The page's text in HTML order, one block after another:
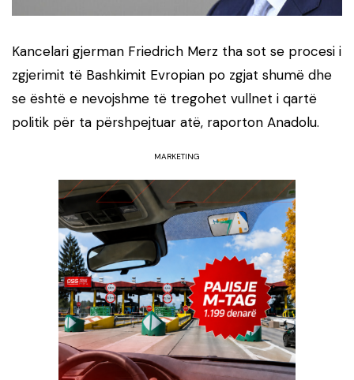
Kancelari gjerman Friedrich Merz tha sot se procesi i
zgjerimit të Bashkimit Evropian po zgjat shumë dhe
se është e nevojshme të tregohet vullnet i qartë
politik për ta përshpejtuar atë, raporton Anadolu.
MARKETING